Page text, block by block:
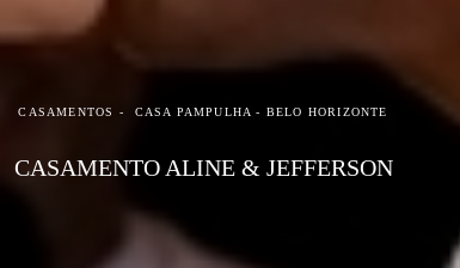
CASAMENTOS CASA PAMPULHA - BELO HORIZONTE
CASAMENTO ALINE & JEFFERSON